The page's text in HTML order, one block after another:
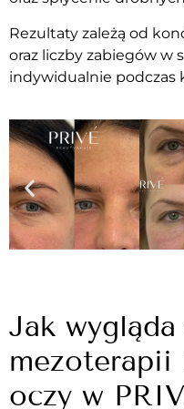
Rezultaty zależą od
oraz liczby zabiegów w
indywidualnie podczas
Jak
mezoterapii
oczy w